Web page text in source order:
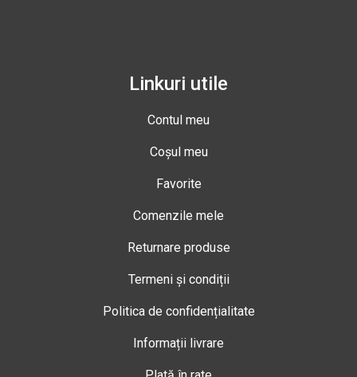
Linkuri utile
Contul meu
Coșul meu
Favorite
Comenzile mele
Returnare produse
Termeni și condiții
Politica de confidențialitate
Informații livrare